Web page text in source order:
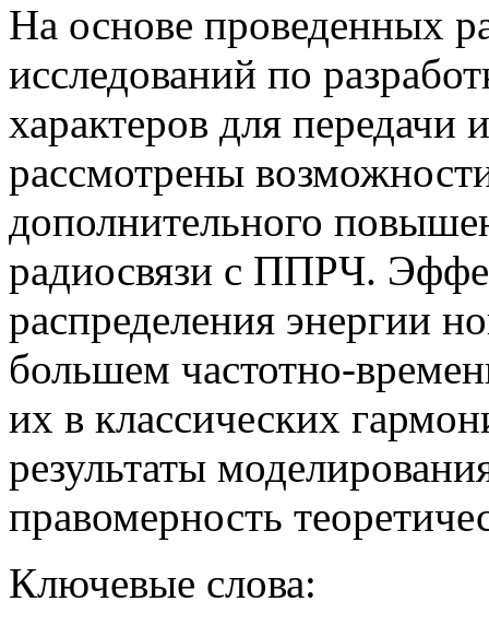
На основе проведенных
исследований по
характеров для
рассмотрены
дополнительного
радиосвязи с ППРЧ.
распределения энергии
большем частотно-
их в классических
результаты
правомерность
Ключевые слова: